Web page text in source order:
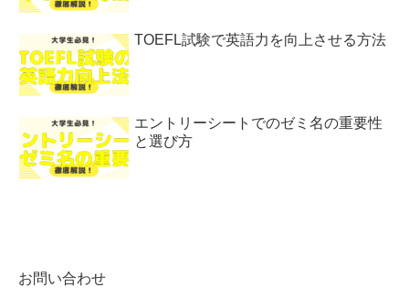
TOEFL試験で英語力を向上させる方法
エントリーシートでのゼミ名の重要性
と選び方
お問い合わせ